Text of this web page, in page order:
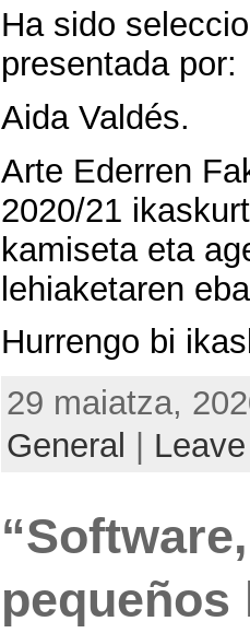
Ha sido
presentada por:
Aida Valdés.
Arte Ederren
2020/21
kamiseta eta
lehiaketaren
Hurrengo bi
29 maiatza,
General
pequeños